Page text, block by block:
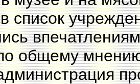
список
общему